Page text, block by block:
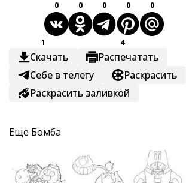
0 0 0 0 0
1
Скачать
4
Распечатать
Себе в телегу
Раскрасить
Раскрасить заливкой
Еще Бомба